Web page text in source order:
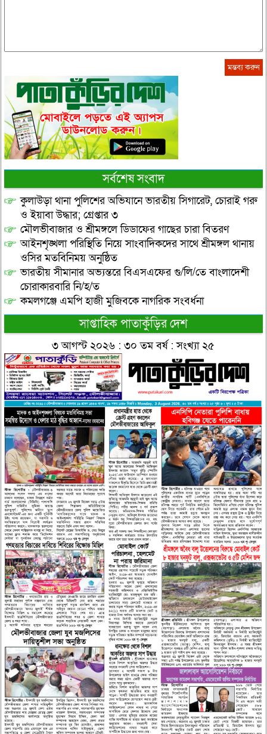
সর্বশেষ সংবাদ
কুলাউড়া থানা পুলিশের অভিযানে ভারতীয় সিগারেট, চোরাই গরু
ও ইয়াবা উদ্ধার; গ্রেপ্তার ৩
মৌলভীবাজার ও শ্রীমঙ্গলে ডিডাফের গাছের চারা বিতরণ
আইনশৃঙ্খলা পরিস্থিতি নিয়ে সাংবাদিকদের সাথে শ্রীমঙ্গল থানায়
ওসির মতবিনিময় অনুষ্ঠিত
ভারতীয় সীমানার অভ্যন্তরে বিএসএফের গু/লি/তে বাংলাদেশী
চোরাকারবারি নি/হ/ত
কমলগঞ্জে এমপি হাজী মুজিবকে নাগরিক সংবর্ধনা
সাপ্তাহিক পাতাকুঁড়ির দেশ
৩ আগস্ট ২০২৬ : ৩০ তম বর্ষ : সংখ্যা ২৫